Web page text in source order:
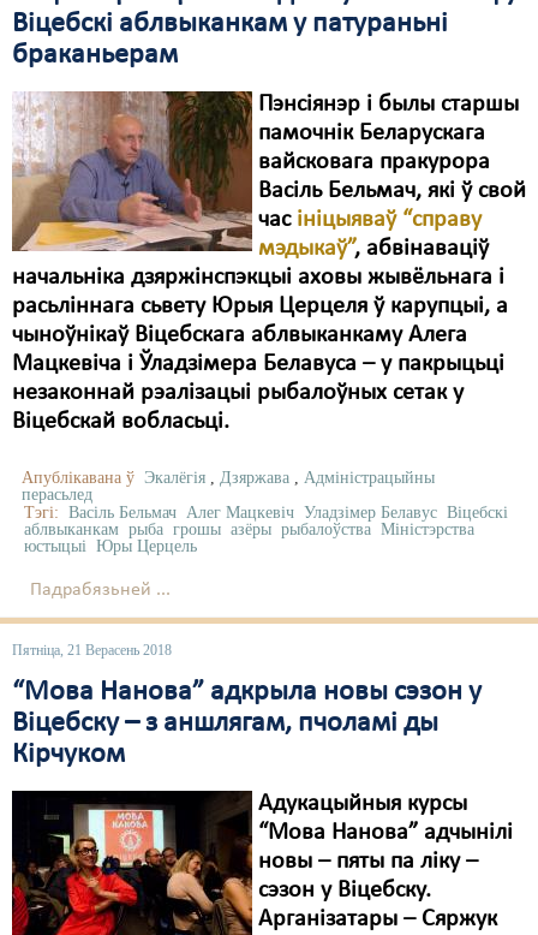
Віцебскі аблвыканкам у патураньні
браканьерам
Пэнсіянэр і былы старшы
памочнік Беларускага
вайсковага пракурора
Васіль Бельмач, які ў свой
час ініцыяваў “справу
мэдыкаў”, абвінаваціў
начальніка дзяржінспэкцыі аховы жывёльнага і
расьліннага сьвету Юрыя Церцеля ў карупцыі, а
чыноўнікаў Віцебскага аблвыканкаму Алега
Мацкевіча і Ўладзімера Белавуса – у пакрыцьці
незаконнай рэалізацыі рыбалоўных сетак у
Віцебскай вобласьці.
Апублікавана ў Экалёгія , Дзяржава , Адміністрацыйны
перасьлед
Тэгі: Васіль Бельмач Алег Мацкевіч Уладзімер Белавус Віцебскі
аблвыканкам рыба грошы азёры рыбалоўства Міністэрства
юстыцыі Юры Церцель
Падрабязьней ...
Пятніца, 21 Верасень 2018
“Мова Нанова” адкрыла новы сэзон у
Віцебску – з аншлягам, пчоламі ды
Кірчуком
Адукацыйныя курсы
“Мова Нанова” адчынілі
новы – пяты па ліку –
сэзон у Віцебску.
Арганізатары – Сяржук